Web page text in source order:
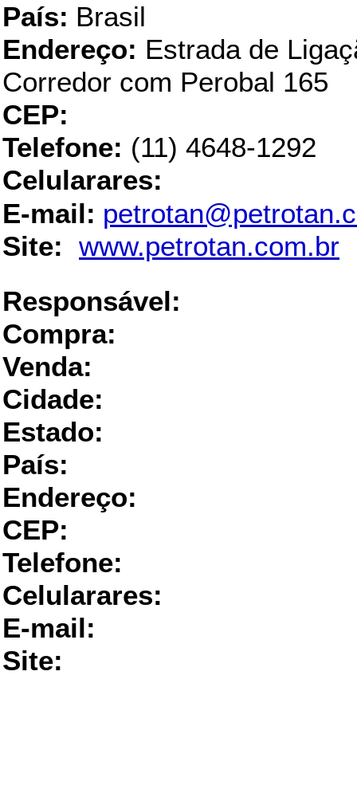
País: Brasil
Endereço: Estrada de
Corredor com Perobal 165
CEP:
Telefone: (11) 4648-1292
Celularares:
E-mail:
Site: www.petrotan.com.br
Responsável:
Compra:
Venda:
Cidade:
Estado:
País:
Endereço:
CEP:
Telefone:
Celularares:
E-mail:
Site: